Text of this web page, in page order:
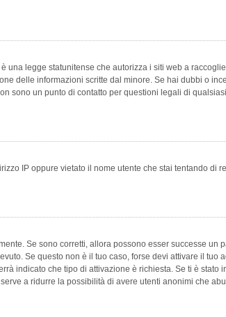
una legge statunitense che autorizza i siti web a
delle informazioni scritte dal minore. Se hai dubbi o
sono un punto di contatto per questioni legali di
IP oppure vietato il nome utente che stai tentando
Se sono corretti, allora possono esser successe
Se questo non è il tuo caso, forse devi attivare il
indicato che tipo di attivazione è richiesta. Se ti è
a ridurre la possibilità di avere utenti anonimi che